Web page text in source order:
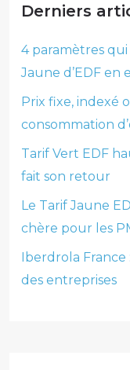
Derniers
4 paramètres
Jaune d’EDF en
Prix fixe, indexé
consommation
Tarif Vert EDF
fait son retour
Le Tarif Jaune
chère pour les
Iberdrola France
des entreprises